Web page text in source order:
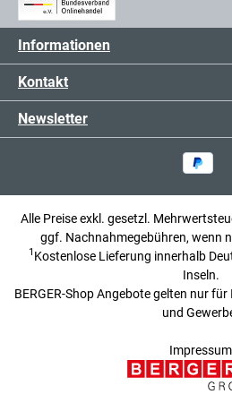
Informationen
Kontakt
Newsletter
Alle Preise exkl. gesetzl.
ggf. Nachnahmegebühren, wenn
1 Kostenlose Lieferung innerhalb
Inseln.
BERGER-Shop Angebote gelten nur
und
Impressum